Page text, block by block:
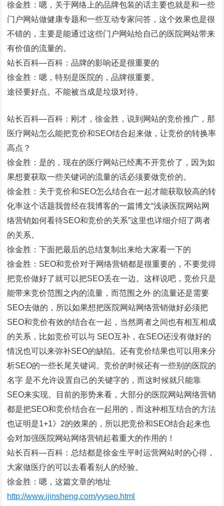
徐金胜：嗯，关于网络上的品牌包装的话主要也就是和一些
门户网站做健康专题和一些互动专家问答，这个效果也是很
不错的，主要是能通过这些门户网站给自己的医院网站带来
有价值的流量的。
站长百科—百科：品牌的影响还是很重要的
徐金胜：嗯，特别是医院的，品牌很重要。
途径要好点。不能被当成是垃圾对待。
站长百科—百科：刚才，徐金胜，说到网站的竞价推广，那
医疗网站怎么能把竞价和SEO结合起来做，让竞价的转换率
高点？
徐金胜：是的，现在的医疗网站已经离不开竞价了，因为如
果想要获取一些关键词的流量的话必须要做竞价的。
徐金胜：关于竞价和SEO怎么结合在一起才能获取较高的转
化率这个话题我曾经在我博客的一篇博文“浅谈医院网站网
络营销如何看待SEO和竞价的关系”这里也详细介绍了两者
的关系。
徐金胜：下面把最后的总结复制出来给大家看一下的
徐金胜：SEO和竞价对于网络营销都是很重要的，不要觉得
把竞价做好了就可以把SEO丢在一边。这样说吧，竞价只是
能带来竞价范围之内的流量，而范围之外 的流量还是需要
SEO去做的，所以如果想把医院网站网络营销做好必须把
SEO和竞价有效的结合在一起，当然两者之间也有相互相成
的关系，比如竞价可以与 SEO互补，在SEO还没有做好的
情况也可以来弥补SEO的缺陷。还有竞价结果也可以用来分
析SEO的一些长尾关键词。竞价的时候还有一些别的医院的
名字 是不允许设置自己的关键字的，而这时候就只能靠
SEO来实现。目前的形势来看，大部分的医院网站网络营销
都是把SEO和竞价结合在一起用的，而这种相互结合的方法
也证明是1+1》2的效果的，所以把竞价和SEO结合起来也
会对加强医院网站网络营销起着重大的作用的！
站长百科—百科：总结都是徐金生平时运营网站时的心得，
大家做医疗的可以去看看别人的经验。
徐金胜：嗯，这篇文章的地址
http://www.ijinsheng.com/yyseo.html